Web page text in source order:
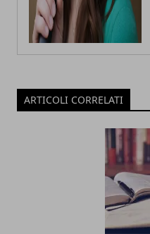
ARTICOLI CORRELATI